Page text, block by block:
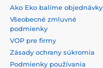
Ako Eko balíme objednávky
Všeobecné zmluvné
podmienky
VOP pre firmy
Zásady ochrany súkromia
Podmienky používania